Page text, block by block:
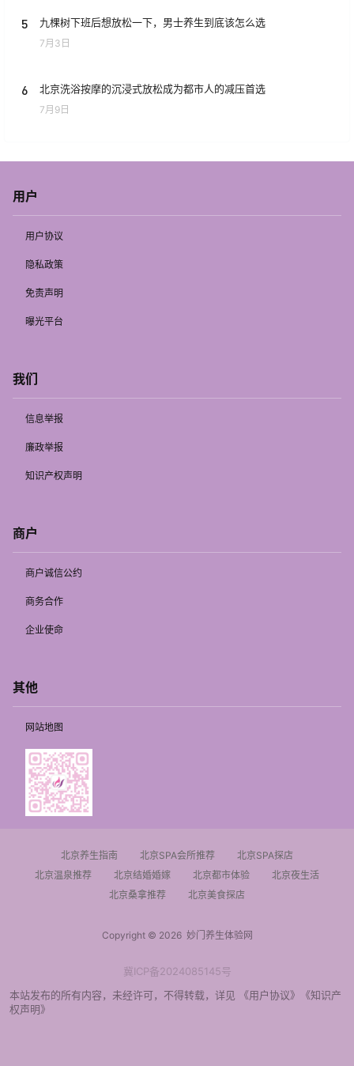
5 九棵树下班后想放松一下，男士养生到底该怎么选
7月3日
6 北京洗浴按摩的沉浸式放松成为都市人的减压首选
7月9日
用户
用户协议
隐私政策
免责声明
曝光平台
我们
信息举报
廉政举报
知识产权声明
商户
商户诚信公约
商务合作
企业使命
其他
网站地图
北京养生指南 北京SPA会所推荐
北京SPA探店
北京温泉推荐
北京结婚婚嫁 北京都市体验
北京夜生活
北京桑拿推荐
北京美食探店
Copyright © 2026妙门养生体验网
冀ICP备2024085145号
本站发布的所有内容，未经许可，不得转载，详见
《用户协议》
《知识产
权声明》